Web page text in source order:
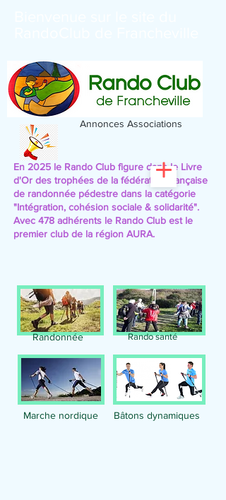
Randonnée Rando santé
Marche nordique Bâtons dynamiques
En 2025 le Rando Club figure dans le Livre
d'Or des trophées de la fédération française
de randonnée pédestre dans la catégorie
"Intégration, cohésion sociale & solidarité".
Avec 478 adhérents le Rando Club est le
premier club de la région AURA.
Annonces Associations